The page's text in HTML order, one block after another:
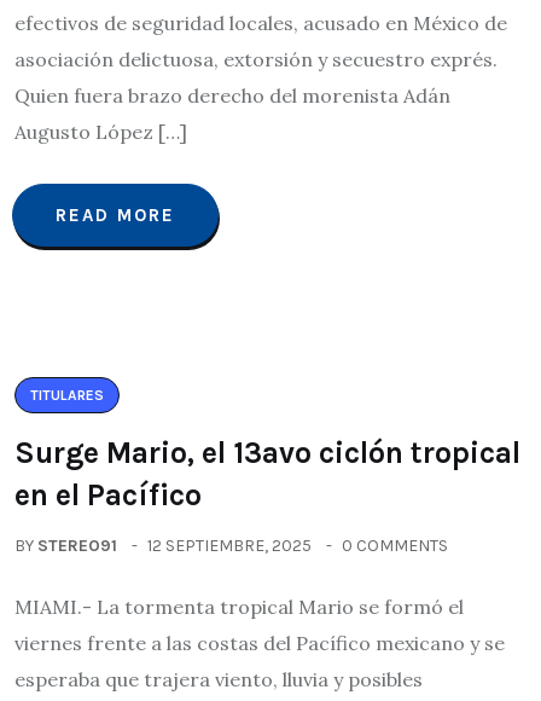
efectivos de seguridad locales, acusado en México de
asociación delictuosa, extorsión y secuestro exprés.
Quien fuera brazo derecho del morenista Adán
Augusto López […]
READ MORE
TITULARES
Surge Mario, el 13avo ciclón tropical
en el Pacífico
BY STEREO91 12 SEPTIEMBRE, 2025 0 COMMENTS
MIAMI.- La tormenta tropical Mario se formó el
viernes frente a las costas del Pacífico mexicano y se
esperaba que trajera viento, lluvia y posibles